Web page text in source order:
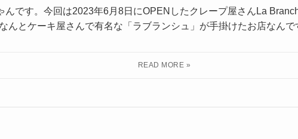
んです。今回は2023年6月8日にOPENしたクレープ屋さんLa
んとケーキ屋さんで有名な「ラブランシュ」が手掛けたお店なんで